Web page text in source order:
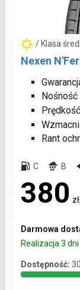
/ Klasa
Nexen
Nośność
Rant
C B
380
Darmowa
Realizacja 3 dni
Dostępność: